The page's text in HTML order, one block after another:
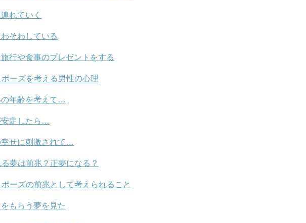
れていく
そわしている
行や食事のプレゼントをする
ーズを考える男性の心理
の年齢を考えて…
安定したら…
幸せに刺激されて…
夢は前兆？正夢になる？
ポーズの前兆として考えられること
もらう夢を見た